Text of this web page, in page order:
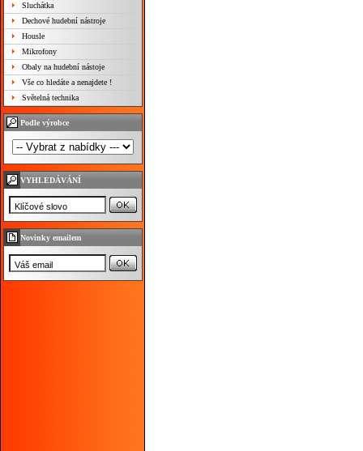
Sluchátka
Dechové hudební nástroje
Housle
Mikrofony
Obaly na hudební nástoje
Vše co hledáte a nenajdete !
Světelná technika
Podle výrobce
VYHLEDÁVÁNÍ
Novinky emailem